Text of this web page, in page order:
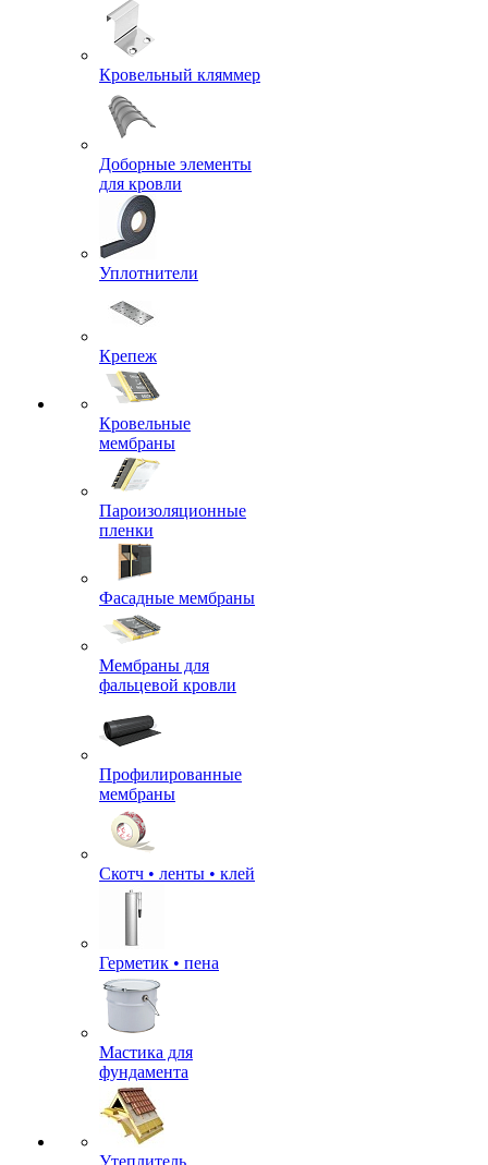
Кровельный кляммер
Доборные элементы
для кровли
Уплотнители
Крепеж
Кровельные
мембраны
Пароизоляционные
пленки
Фасадные мембраны
Мембраны для
фальцевой кровли
Профилированные
мембраны
Скотч • ленты • клей
Герметик • пена
Мастика для
фундамента
Утеплитель